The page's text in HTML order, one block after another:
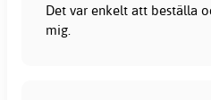
Det var enkelt att beställa
mig.